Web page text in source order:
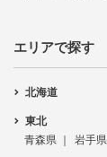
エリアで探す
北海道
東北
青森県
岩手県